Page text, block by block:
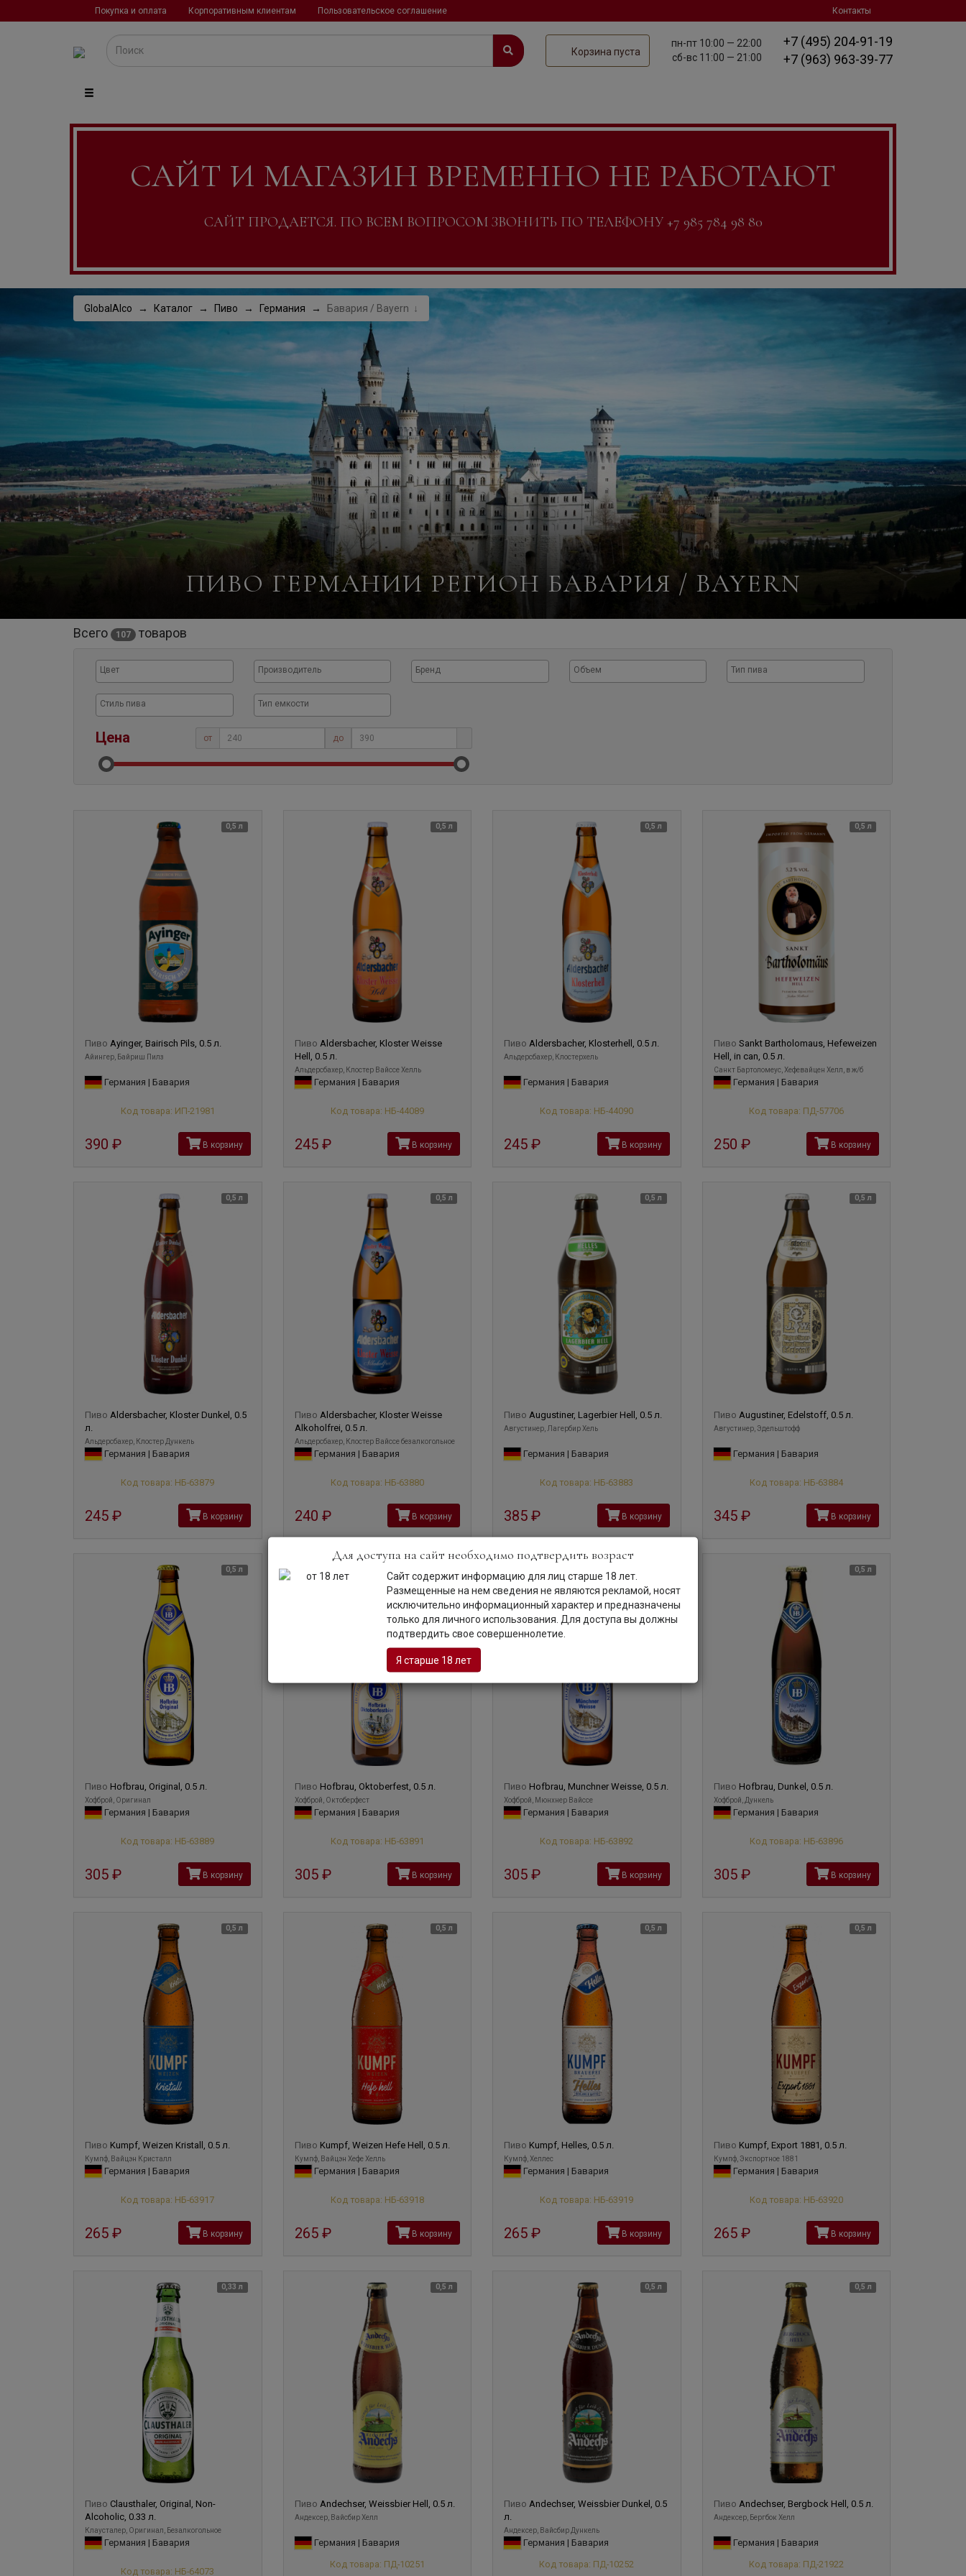
Покупка и оплата Корпоративным клиентам Пользовательское соглашение Контакты
Корзина пуста
пн-пт 10:00 — 22:00
сб-вс 11:00 — 21:00
+7 (495) 204-91-19
+7 (963) 963-39-77
САЙТ И МАГАЗИН ВРЕМЕННО НЕ РАБОТАЮТ
САЙТ ПРОДАЕТСЯ. ПО ВСЕМ ВОПРОСОМ ЗВОНИТЬ ПО ТЕЛЕФОНУ +7 985 784 98 80
GlobalAlco Каталог Пиво Германия Бавария / Bayern
ПИВО ГЕРМАНИИ РЕГИОН БАВАРИЯ / BAYERN
Всего 107 товаров
Цена от до
0,5 л
Пиво Ayinger, Bairisch Pils, 0.5 л.
Айингер, Байриш Пилз
Германия | Бавария
Код товара: ИП-21981
390 В корзину
0,5 л
Пиво Aldersbacher, Kloster Weisse
Hell, 0.5 л.
Альдерсбахер, Клостер Вайссе Хелль
Германия | Бавария
Код товара: НБ-44089
245 В корзину
0,5 л
Пиво Aldersbacher, Klosterhell, 0.5 л.
Альдерсбахер, Клостерхель
Германия | Бавария
Код товара: НБ-44090
245 В корзину
0,5 л
Пиво Sankt Bartholomaus, Hefeweizen
Hell, in can, 0.5 л.
Санкт Бартоломеус, Хефевайцен Хелл, в ж/б
Германия | Бавария
Код товара: ПД-57706
250 В корзину
0,5 л
Пиво Aldersbacher, Kloster Dunkel, 0.5
л.
Альдерсбахер, Клостер Дункель
Германия | Бавария
Код товара: НБ-63879
245 В корзину
0,5 л
Пиво Aldersbacher, Kloster Weisse
Alkoholfrei, 0.5 л.
Альдерсбахер, Клостер Вайссе безалкогольное
Германия | Бавария
Код товара: НБ-63880
240 В корзину
0,5 л
Пиво Augustiner, Lagerbier Hell, 0.5 л.
Августинер, Лагербир Хель
Германия | Бавария
Код товара: НБ-63883
385 В корзину
0,5 л
Пиво Augustiner, Edelstoff, 0.5 л.
Августинер, Эдельштофф
Германия | Бавария
Код товара: НБ-63884
345 В корзину
0,5 л
Пиво Hofbrau, Original, 0.5 л.
Хофброй, Оригинал
Германия | Бавария
Код товара: НБ-63889
305 В корзину
Пиво Hofbrau, Oktoberfest, 0.5 л.
Хофброй, Октоберфест
Германия | Бавария
Код товара: НБ-63891
305 В корзину
Пиво Hofbrau, Munchner Weisse, 0.5 л.
Хофброй, Мюнхнер Вайссе
Германия | Бавария
Код товара: НБ-63892
305 В корзину
0,5 л
Пиво Hofbrau, Dunkel, 0.5 л.
Хофброй, Дункель
Германия | Бавария
Код товара: НБ-63896
305 В корзину
0,5 л
Пиво Kumpf, Weizen Kristall, 0.5 л.
Кумпф, Вайцэн Кристалл
Германия | Бавария
Код товара: НБ-63917
265 В корзину
0,5 л
Пиво Kumpf, Weizen Hefe Hell, 0.5 л.
Кумпф, Вайцэн Хефе Хелль
Германия | Бавария
Код товара: НБ-63918
265 В корзину
0,5 л
Пиво Kumpf, Helles, 0.5 л.
Кумпф, Хеллес
Германия | Бавария
Код товара: НБ-63919
265 В корзину
0,5 л
Пиво Kumpf, Export 1881, 0.5 л.
Кумпф, Экспортное 1881
Германия | Бавария
Код товара: НБ-63920
265 В корзину
0,33 л
Пиво Clausthaler, Original, Non-
Alcoholic, 0.33 л.
Клаусталер, Оригинал, Безалкогольное
Германия | Бавария
Код товара: НБ-64073
0,5 л
Пиво Andechser, Weissbier Hell, 0.5 л.
Андексер, Вайсбир Хелл
Германия | Бавария
Код товара: ПД-10251
0,5 л
Пиво Andechser, Weissbier Dunkel, 0.5
л.
Андексер, Вайсбир Дункель
Германия | Бавария
Код товара: ПД-10252
0,5 л
Пиво Andechser, Bergbock Hell, 0.5 л.
Андексер, Бергбок Хелл
Германия | Бавария
Код товара: ПД-21922
Для доступа на сайт необходимо подтвердить возраст
Сайт содержит информацию для лиц старше 18 лет.
Размещенные на нем сведения не являются рекламой, носят
исключительно информационный характер и предназначены
только для личного использования. Для доступа вы должны
подтвердить свое совершеннолетие.
Я старше 18 лет